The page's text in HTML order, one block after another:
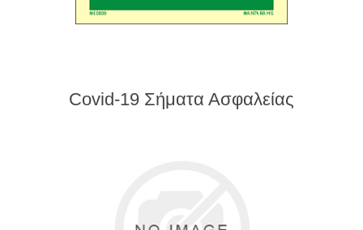
Covid-19 Σήματα Ασφαλείας